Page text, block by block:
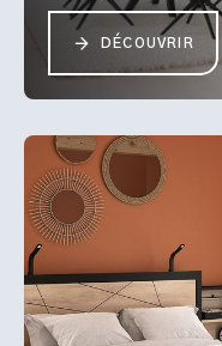
DÉCOUVRIR